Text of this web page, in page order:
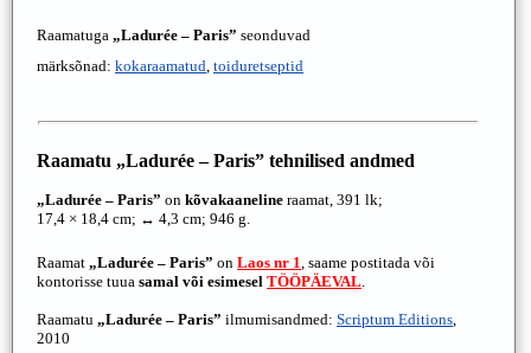
Raamatuga „Ladurée – Paris” seonduvad
märksõnad: kokaraamatud, toiduretseptid
Raamatu „Ladurée – Paris” tehnilised andmed
„Ladurée – Paris” on kõvakaaneline raamat, 391 lk;
17,4 × 18,4 cm; ↔ 4,3 cm; 946 g.
Raamat „Ladurée – Paris” on Laos nr 1, saame postitada või
kontorisse tuua samal või esimesel TÖÖPÄEVAL.
Raamatu „Ladurée – Paris” ilmumisandmed: Scriptum Editions,
2010